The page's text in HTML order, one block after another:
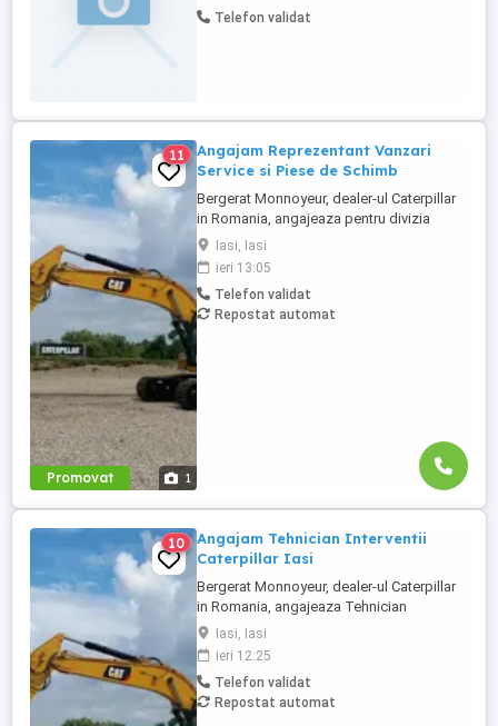
Telefon validat
Promovat 1
11
Angajam Reprezentant Vanzari
Service si Piese de Schimb
Bergerat Monnoyeur, dealer-ul Caterpillar
in Romania, angajeaza pentru divizia
Eneria (motoare si generatoare) -
Reprezentant Vanzari Service pentru zona
Moldova. Studii superioare finalizate în
domeniul electro-mecanic; Experiență în
vânzări tehnice de minim 3 ani, ...
Iasi, Iasi
ieri 13:05
Telefon validat
Repostat automat
10
Angajam Tehnician Interventii
Caterpillar Iasi
Bergerat Monnoyeur, dealer-ul Caterpillar
in Romania, angajeaza Tehnician
Electromecanic pentru interventii pe teren.
Pozitiile sunt cadrul diviziei de utilaje
Caterpillar sau in cadrul diviziei de
motoare si generatoare. Zona pentru care
recrutam poate fi in orasele ...
Iasi, Iasi
ieri 12:25
Telefon validat
Repostat automat